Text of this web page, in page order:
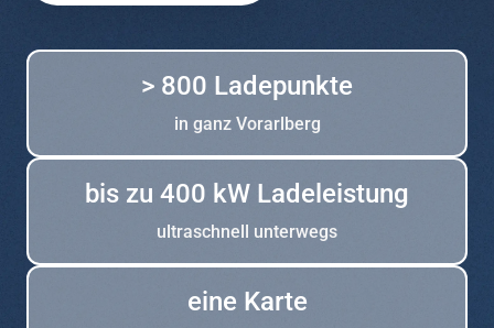
> 800 Ladepunkte
in ganz Vorarlberg
bis zu 400 kW Ladeleistung
ultraschnell unterwegs
eine Karte